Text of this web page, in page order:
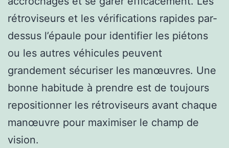
rétroviseurs et les vérifications rapides par-
dessus l’épaule pour identifier les piétons
ou les autres véhicules peuvent
grandement sécuriser les manœuvres. Une
bonne habitude à prendre est de toujours
repositionner les rétroviseurs avant chaque
manœuvre pour maximiser le champ de
vision.